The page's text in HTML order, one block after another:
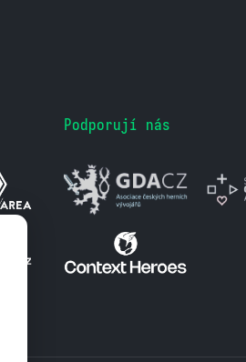
Podporují nás